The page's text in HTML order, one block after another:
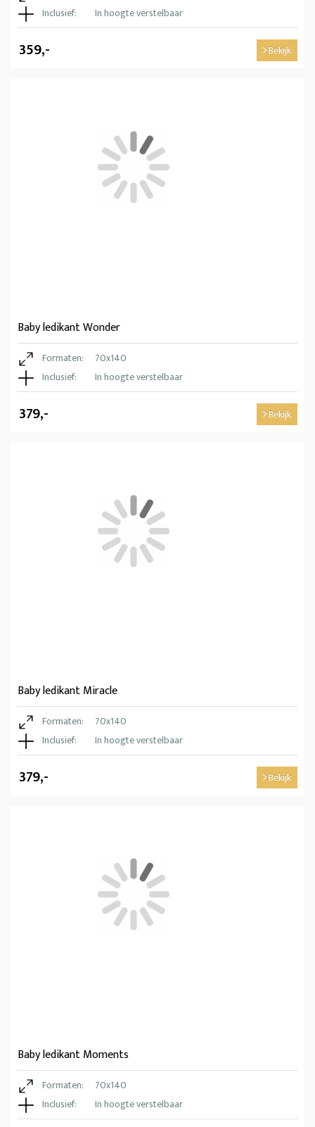
Inclusief:
In hoogte verstelbaar
359,- Bekijk
Baby ledikant Wonder
Formaten:
70x140
Inclusief:
In hoogte verstelbaar
379,- Bekijk
Baby ledikant Miracle
Formaten:
70x140
Inclusief:
In hoogte verstelbaar
379,- Bekijk
Baby ledikant Moments
Formaten:
70x140
Inclusief:
In hoogte verstelbaar